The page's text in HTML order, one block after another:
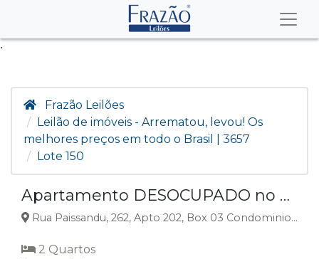
.
Frazão Leilões
Leilão de imóveis - Arrematou, levou! Os
melhores preços em todo o Brasil | 3657
Lote 150
Apartamento DESOCUPADO no Centro, Passo Fundo, RS
Rua Paissandu, 262, Apto 202, Box 03 Condominio Edificio Bruna, Centro, Passo Fundo, RS
2 Quartos